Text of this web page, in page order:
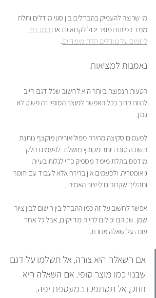
מי שרוצה להעמיק בהבדלים בין סוגי מודלים ותלת
ממד בפיתוח מוצר יכול לקרוא גם את המדריך
ליזמים על מודלים תלת מימדיים.
נאמנות למציאות
הטעות הנפוצה ביותר היא לחשוב שכל דגם חייב
להיות קרוב ככל האפשר למוצר הסופי. זה פשוט לא
נכון.
לפעמים סקיצה מהירה מפוליאוריתן מוקצף נותנת
תשובה טובה יותר מקובץ מושלם. לפעמים חלק
מודפס בתלת מימד מספיק כדי לגלות בעיית
גיאומטריה. ולפעמים אין ברירה אלא לעבוד עם חומר
ותהליך שקרובים לייצור האמיתי.
אפשר לחשוב על זה כמו ההבדל בין רישום לבין ציור
שמן. שניהם יכולים להיות מדויקים, אבל כל אחד
עונה על שאלה אחרת.
אם השאלה היא צורה, אל תשלמו על דגם
שבנוי כמו מוצר סופי. אם השאלה היא
חוזק, אל תסתפקו במעטפת יפה.